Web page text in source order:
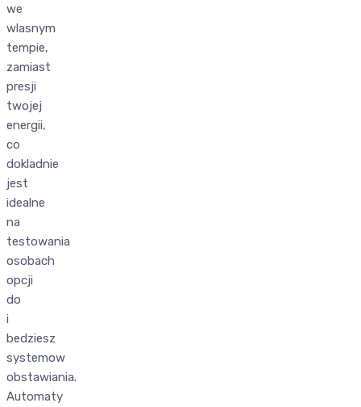
we
wlasnym
tempie,
zamiast
presji
twojej
energii,
co
dokladnie
jest
idealne
na
testowania
osobach
opcji
do
i
bedziesz
systemow
obstawiania.
Automaty